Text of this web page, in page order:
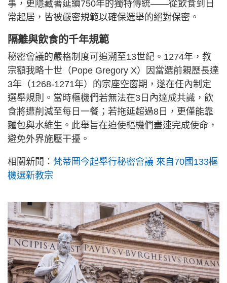
事，更隱藏著延續750年的獨特傳統——從飲食到日
常起居，皆被嚴密規範以確保選舉的絕對保密。
隔離與飲食的千年規範
秘密會議的嚴格制度可追溯至13世紀。1274年，教
宗額我略十世（Pope Gregory X）因當選前親歷長達
3年（1268-1271年）的宗座空窗期，遂在任內制定
選舉規則。當時樞機們若無法在3日內達成共識，飲
食將遭削減至每日一餐；若拖延超過8日，更僅能靠
麵包與水維生。此舉旨在迫使樞機們盡速完成使命，
避免外界施壓干擾。
相關新聞： 梵蒂岡今起舉行秘密會議 來自70國133樞
機選新教宗